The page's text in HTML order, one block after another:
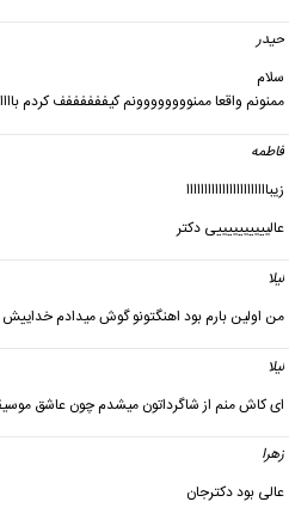
حیدر
سلام
ممنونم واقعا ممنوووووووونم کیففففففف کردم
فاطمه
زیبااااااااااااااااااااااا
عالییییییییییی دکتر
لیلا
من اولین بارم بود اهنگتونو گوش میدادم
لیلا
ای کاش منم از شاگرداتون میشدم چون عاشق
زهرا
عالی بود دکترجان